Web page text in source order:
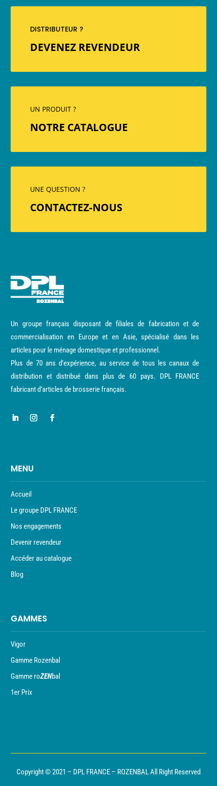
DISTRIBUTEUR ?
DEVENEZ REVENDEUR
UN PRODUIT ?
NOTRE CATALOGUE
UNE QUESTION ?
CONTACTEZ-NOUS
Un groupe français disposant de filiales de fabrication et de
commercialisation en Europe et en Asie, spécialisé dans les
articles pour le ménage domestique et professionnel.
Plus de 70 ans d’expérience, au service de tous les canaux de
distribution et distribué dans plus de 60 pays. DPL FRANCE
fabricant d’articles de brosserie français.
MENU
Accueil
Le groupe DPL FRANCE
Nos engagements
Devenir revendeur
Accéder au catalogue
Blog
GAMMES
Vigor
Gamme Rozenbal
Gamme roZENbal
1er Prix
Copyright © 2021 – DPL FRANCE – ROZENBAL All Right Reserved